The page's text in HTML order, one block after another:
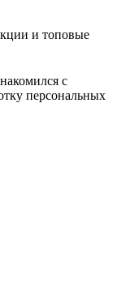
и топовые
с
персональных